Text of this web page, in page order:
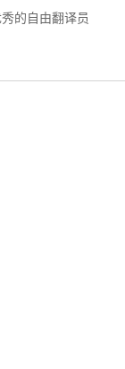
的自由翻译员